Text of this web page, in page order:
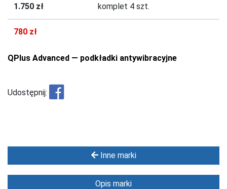
Inne marki
Opis marki
1.750 zł komplet 4 szt.
780 zł
QPlus Advanced — podkładki antywibracyjne
Udostępnij: